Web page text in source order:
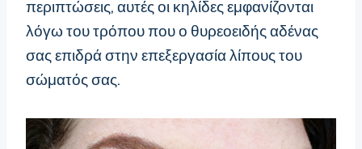
περιπτώσεις, αυτές οι κηλίδες εμφανίζονται
λόγω του τρόπου που ο θυρεοειδής αδένας
σας επιδρά στην επεξεργασία λίπους του
σώματός σας.